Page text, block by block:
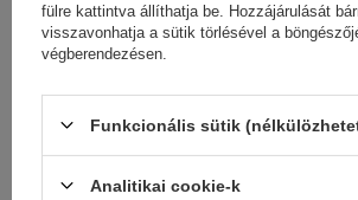
fülre kattintva állíthatja be. Hozzájárulását
visszavonhatja a sütik törlésével a
végberendezésen.
Funkcionális sütik
Analitikai cookie-k